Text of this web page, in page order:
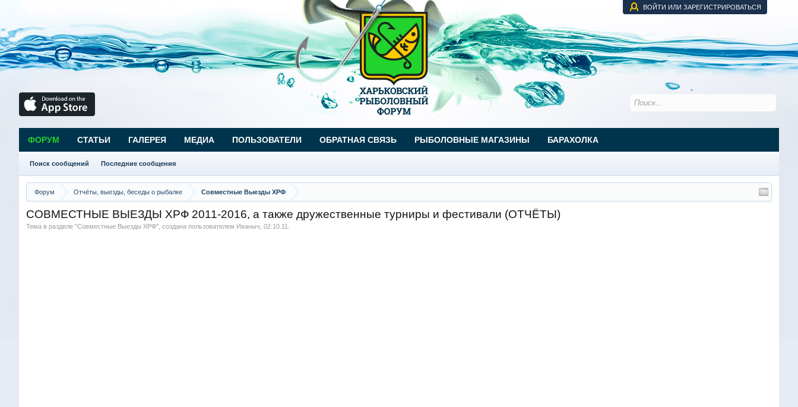
ВОЙТИ ИЛИ ЗАРЕГИСТРИРОВАТЬСЯ
Форум Отчёты, выезды, беседы о рыбалке Совместные Выезды ХРФ
СОВМЕСТНЫЕ ВЫЕЗДЫ ХРФ 2011-2016, а также дружественные турниры и фестивали (ОТЧЁТЫ)
Тема в разделе "Совместные Выезды ХРФ", создана пользователем Иваныч 02.10.11
ФОРУМ
Поиск сообщений Последние сообщения
СТАТЬИ ГАЛЕРЕЯ МЕДИА ПОЛЬЗОВАТЕЛИ ОБРАТНАЯ СВЯЗЬ РЫБОЛОВНЫЕ МАГАЗИНЫ БАРАХОЛКА